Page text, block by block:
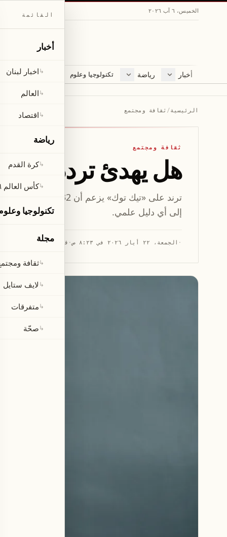
الخميس، ٦ آب ٢٠٢٦
أخبار
اخبار لبنان
رياضة
كرة القدم
تكنولوجيا وعلوم مجلة
ثقافة ومجتمع
لايف ستايل
الرئيسية/ ثقافة ومجتمع
ثقافة ومجتمع
هل يهدئ تردد 432 هرتز العقل حقاً أم أنه مجرد وهم؟
ترند على «تيك توك»
إلى أي دليل علمي.
· الجمعة، ٢٢ أيار ٢٠٢٦ في ٨:٢٣ ص · قراءة 2 دقيقتان
القائمة
أخبار
↳اخبار لبنان
↳العالم
↳اقتصاد
رياضة
↳كرة القدم
↳كأس العالم ٢٠٢٦
تكنولوجيا
مجلة
↳ثقافة
↳ لايف ستايل
↳متفرقات
↳صحّة